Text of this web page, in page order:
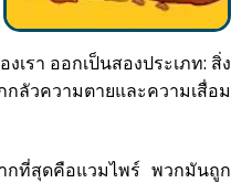
เรา ออกเป็นสองประเภท: สิ่ง
ลัวความตายและความเสื่อม
กที่สุดคือแวมไพร์ พวกมันถูก